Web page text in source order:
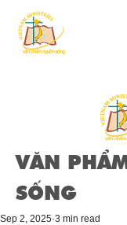
VĂN
SỐNG
Sep 2, 2025 3 min read